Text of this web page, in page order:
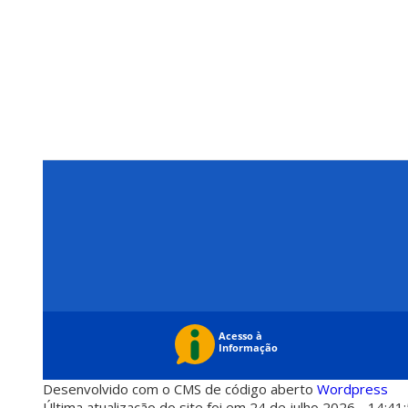
Desenvolvido com o CMS de código aberto Wordpress